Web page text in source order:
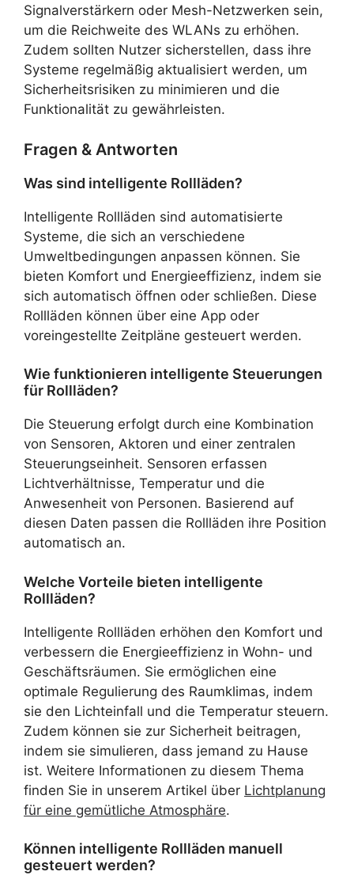
Signalverstärkern oder Mesh-Netzwerken sein,
um die Reichweite des WLANs zu erhöhen.
Zudem sollten Nutzer sicherstellen, dass ihre
Systeme regelmäßig aktualisiert werden, um
Sicherheitsrisiken zu minimieren und die
Funktionalität zu gewährleisten.
Fragen & Antworten
Was sind intelligente Rollläden?
Intelligente Rollläden sind automatisierte
Systeme, die sich an verschiedene
Umweltbedingungen anpassen können. Sie
bieten Komfort und Energieeffizienz, indem sie
sich automatisch öffnen oder schließen. Diese
Rollläden können über eine App oder
voreingestellte Zeitpläne gesteuert werden.
Wie funktionieren intelligente Steuerungen
für Rollläden?
Die Steuerung erfolgt durch eine Kombination
von Sensoren, Aktoren und einer zentralen
Steuerungseinheit. Sensoren erfassen
Lichtverhältnisse, Temperatur und die
Anwesenheit von Personen. Basierend auf
diesen Daten passen die Rollläden ihre Position
automatisch an.
Welche Vorteile bieten intelligente
Rollläden?
Intelligente Rollläden erhöhen den Komfort und
verbessern die Energieeffizienz in Wohn- und
Geschäftsräumen. Sie ermöglichen eine
optimale Regulierung des Raumklimas, indem
sie den Lichteinfall und die Temperatur steuern.
Zudem können sie zur Sicherheit beitragen,
indem sie simulieren, dass jemand zu Hause
ist. Weitere Informationen zu diesem Thema
finden Sie in unserem Artikel über Lichtplanung
für eine gemütliche Atmosphäre.
Können intelligente Rollläden manuell
gesteuert werden?